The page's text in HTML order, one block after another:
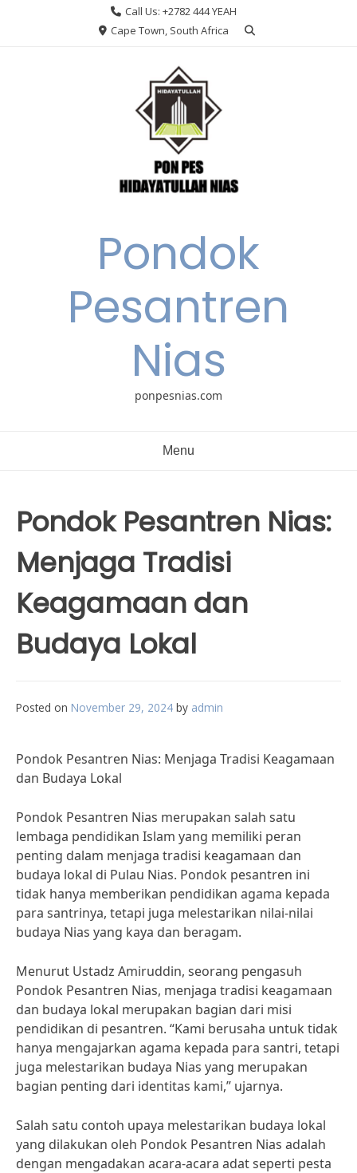
Call Us: +2782 444 YEAH
Cape Town, South Africa
Pondok
Pesantren
Nias
ponpesnias.com
Menu
Pondok Pesantren Nias:
Menjaga Tradisi
Keagamaan dan
Budaya Lokal
Posted on November 29, 2024 by admin
Pondok Pesantren Nias: Menjaga Tradisi Keagamaan
dan Budaya Lokal
Pondok Pesantren Nias merupakan salah satu
lembaga pendidikan Islam yang memiliki peran
penting dalam menjaga tradisi keagamaan dan
budaya lokal di Pulau Nias. Pondok pesantren ini
tidak hanya memberikan pendidikan agama kepada
para santrinya, tetapi juga melestarikan nilai-nilai
budaya Nias yang kaya dan beragam.
Menurut Ustadz Amiruddin, seorang pengasuh
Pondok Pesantren Nias, menjaga tradisi keagamaan
dan budaya lokal merupakan bagian dari misi
pendidikan di pesantren. “Kami berusaha untuk tidak
hanya mengajarkan agama kepada para santri, tetapi
juga melestarikan budaya Nias yang merupakan
bagian penting dari identitas kami,” ujarnya.
Salah satu contoh upaya melestarikan budaya lokal
yang dilakukan oleh Pondok Pesantren Nias adalah
dengan mengadakan acara-acara adat seperti pesta